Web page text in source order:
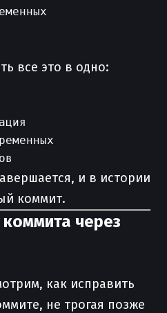
все это в одно:
и в истории
коммит.
через
как исправить
не трогая позже